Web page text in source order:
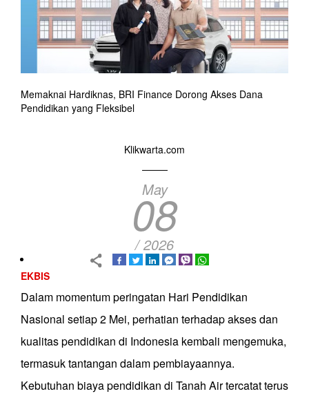
Memaknai Hardiknas, BRI Finance Dorong Akses Dana
Pendidikan yang Fleksibel
Klikwarta.com
May
08
/ 2026
EKBIS
Dalam momentum peringatan Hari Pendidikan
Nasional setiap 2 Mei, perhatian terhadap akses dan
kualitas pendidikan di Indonesia kembali mengemuka,
termasuk tantangan dalam pembiayaannya.
Kebutuhan biaya pendidikan di Tanah Air tercatat terus